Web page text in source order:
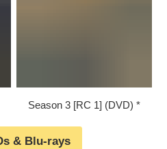
Season 3 [RC 1] (DVD)
& Blu-rays